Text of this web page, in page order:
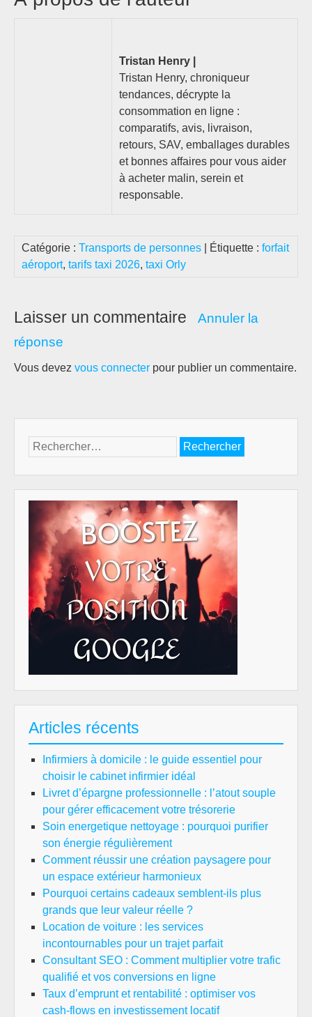
Tristan Henry |
Tristan Henry, chroniqueur
tendances, décrypte la
consommation en ligne :
comparatifs, avis, livraison,
retours, SAV, emballages durables
et bonnes affaires pour vous aider
à acheter malin, serein et
responsable.
Catégorie : Transports de personnes | Étiquette : forfait
aéroport, tarifs taxi 2026, taxi Orly
Laisser un commentaire
Annuler la
réponse
Vous devez vous connecter pour publier un commentaire.
Rechercher :
Articles récents
Infirmiers à domicile : le guide essentiel pour
choisir le cabinet infirmier idéal
Livret d’épargne professionnelle : l’atout souple
pour gérer efficacement votre trésorerie
Soin energetique nettoyage : pourquoi purifier
son énergie régulièrement
Comment réussir une création paysagere pour
un espace extérieur harmonieux
Pourquoi certains cadeaux semblent-ils plus
grands que leur valeur réelle ?
Location de voiture : les services
incontournables pour un trajet parfait
Consultant SEO : Comment multiplier votre trafic
qualifié et vos conversions en ligne
Taux d’emprunt et rentabilité : optimiser vos
cash-flows en investissement locatif